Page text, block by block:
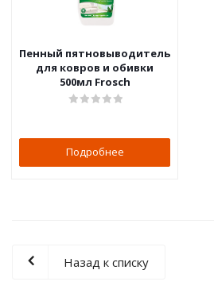
Пенный пятновыводитель
для ковров и обивки
500мл Frosch
Подробнее
Назад к списку